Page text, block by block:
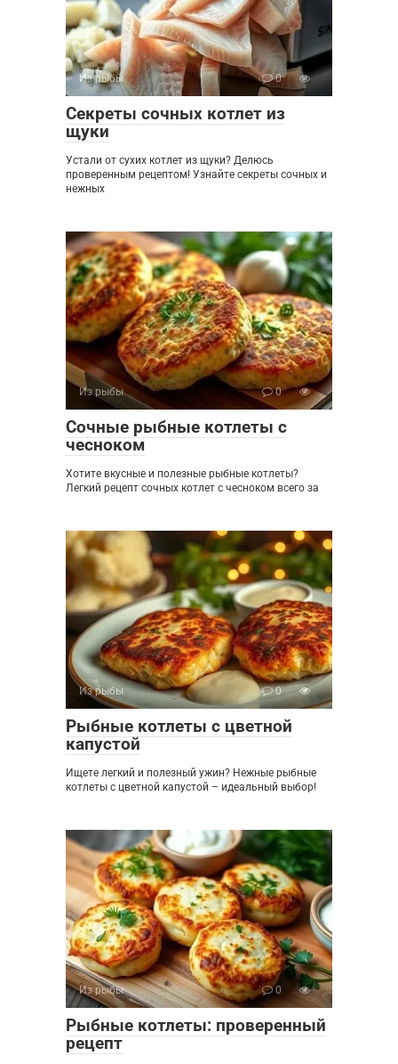
Из рыбы 0
Секреты сочных котлет из
щуки
Устали от сухих котлет из щуки? Делюсь
проверенным рецептом! Узнайте секреты сочных и
нежных
Из рыбы 0
Сочные рыбные котлеты с
чесноком
Хотите вкусные и полезные рыбные котлеты?
Легкий рецепт сочных котлет с чесноком всего за
Из рыбы 0
Рыбные котлеты с цветной
капустой
Ищете легкий и полезный ужин? Нежные рыбные
котлеты с цветной капустой – идеальный выбор!
Из рыбы 0
Рыбные котлеты: проверенный
рецепт